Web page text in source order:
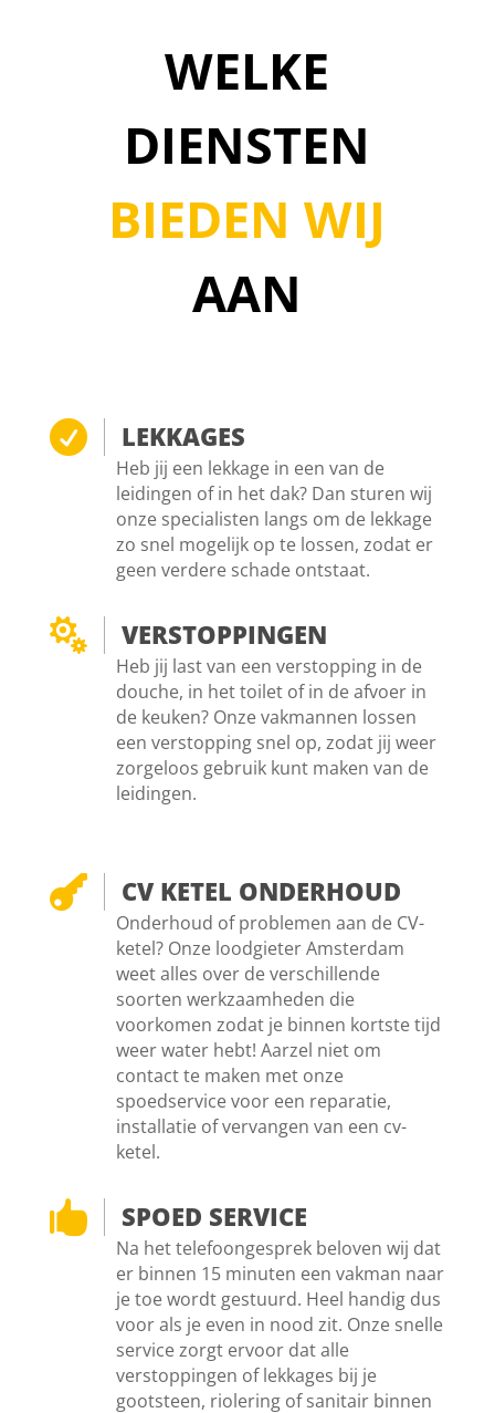
WELKE
DIENSTEN
BIEDEN WIJ
AAN
 LEKKAGES
Heb jij een lekkage in een van de
leidingen of in het dak? Dan sturen wij
onze specialisten langs om de lekkage
zo snel mogelijk op te lossen, zodat er
geen verdere schade ontstaat.
 VERSTOPPINGEN
Heb jij last van een verstopping in de
douche, in het toilet of in de afvoer in
de keuken? Onze vakmannen lossen
een verstopping snel op, zodat jij weer
zorgeloos gebruik kunt maken van de
leidingen.
 CV KETEL ONDERHOUD
Onderhoud of problemen aan de CV-
ketel? Onze loodgieter Amsterdam
weet alles over de verschillende
soorten werkzaamheden die
voorkomen zodat je binnen kortste tijd
weer water hebt! Aarzel niet om
contact te maken met onze
spoedservice voor een reparatie,
installatie of vervangen van een cv-
ketel.
 SPOED SERVICE
Na het telefoongesprek beloven wij dat
er binnen 15 minuten een vakman naar
je toe wordt gestuurd. Heel handig dus
voor als je even in nood zit. Onze snelle
service zorgt ervoor dat alle
verstoppingen of lekkages bij je
gootsteen, riolering of sanitair binnen